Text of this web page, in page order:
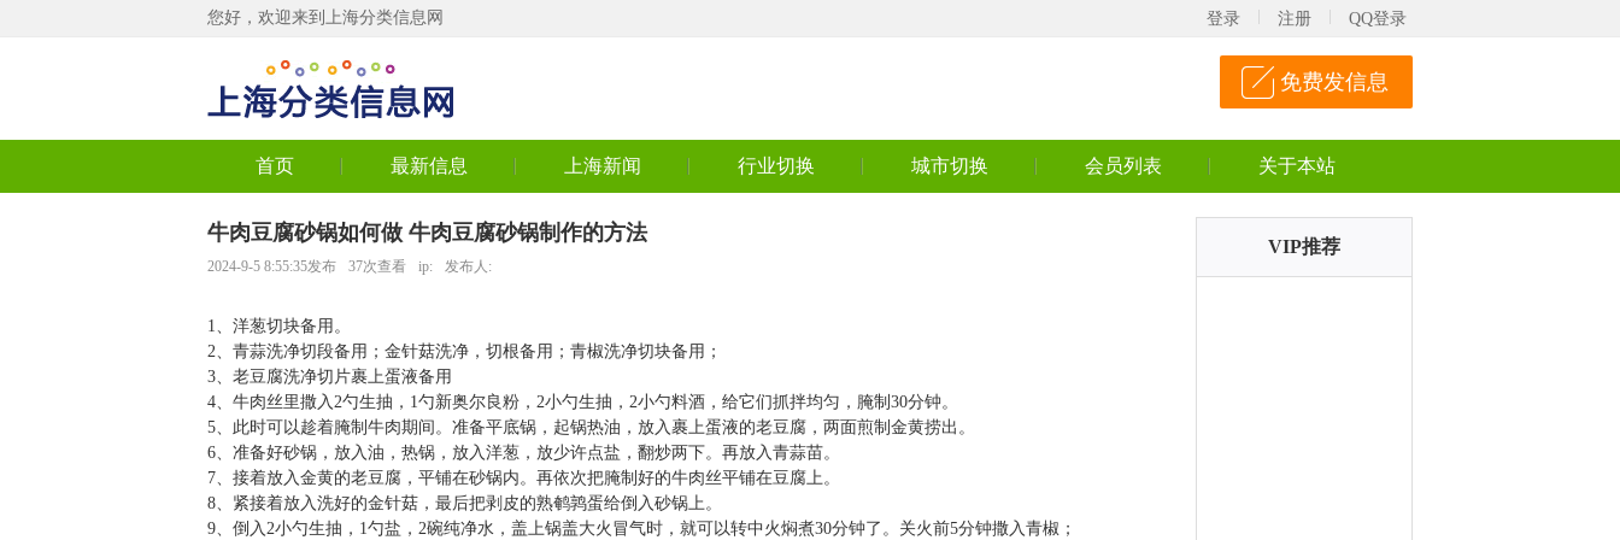
您好，欢迎来到上海分类信息网 登录 注册 QQ登录
免费发信息
首页 最新信息 上海新闻 行业切换 城市切换 会员列表 关于本站
牛肉豆腐砂锅如何做 牛肉豆腐砂锅制作的方法
2024-9-5 8:55:35发布 37次查看 ip: 发布人:
1、洋葱切块备用。
2、青蒜洗净切段备用；金针菇洗净，切根备用；青椒洗净切块备用；
3、老豆腐洗净切片裹上蛋液备用
4、牛肉丝里撒入2勺生抽，1勺新奥尔良粉，2小勺生抽，2小勺料酒，给它们抓拌均匀，腌制30分钟。
5、此时可以趁着腌制牛肉期间。准备平底锅，起锅热油，放入裹上蛋液的老豆腐，两面煎制金黄捞出。
6、准备好砂锅，放入油，热锅，放入洋葱，放少许点盐，翻炒两下。再放入青蒜苗。
7、接着放入金黄的老豆腐，平铺在砂锅内。再依次把腌制好的牛肉丝平铺在豆腐上。
8、紧接着放入洗好的金针菇，最后把剥皮的熟鹌鹑蛋给倒入砂锅上。
9、倒入2小勺生抽，1勺盐，2碗纯净水，盖上锅盖大火冒气时，就可以转中火焖煮30分钟了。关火前5分钟撒入青椒；
VIP推荐